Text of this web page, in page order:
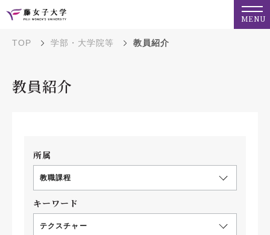
MENU
TOP 学部・大学院等 教員紹介
教員紹介
所属
教職課程
キーワード
テクスチャー